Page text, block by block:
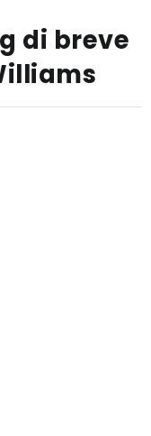
di breve